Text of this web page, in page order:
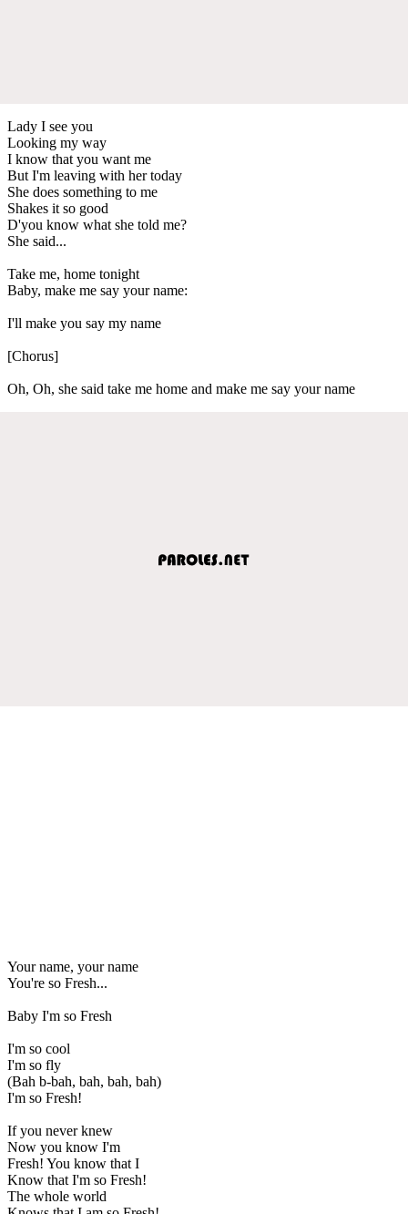
Lady I see you
Looking my way
I know that you want me
But I'm leaving with her today
She does something to me
Shakes it so good
D'you know what she told me?
She said...
Take me, home tonight
Baby, make me say your name:
I'll make you say my name
[Chorus]
Oh, Oh, she said take me home and make me say your name
Your name, your name
You're so Fresh...
Baby I'm so Fresh
I'm so cool
I'm so fly
(Bah b-bah, bah, bah, bah)
I'm so Fresh!
If you never knew
Now you know I'm
Fresh! You know that I
Know that I'm so Fresh!
The whole world